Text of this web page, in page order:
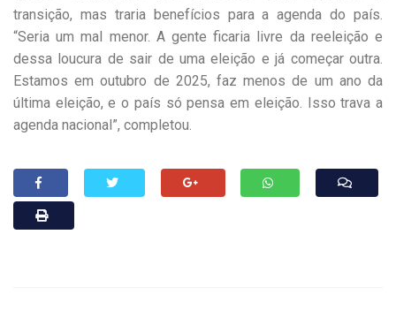
transição, mas traria benefícios para a agenda do país.
“Seria um mal menor. A gente ficaria livre da reeleição e
dessa loucura de sair de uma eleição e já começar outra.
Estamos em outubro de 2025, faz menos de um ano da
última eleição, e o país só pensa em eleição. Isso trava a
agenda nacional”, completou.